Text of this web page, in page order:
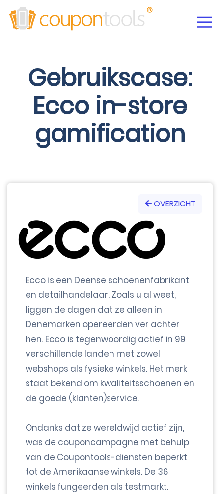
Gebruikscase:
Ecco in-store
gamification
OVERZICHT
Ecco is een Deense schoenenfabrikant
en detailhandelaar. Zoals u al weet,
liggen de dagen dat ze alleen in
Denemarken opereerden ver achter
hen. Ecco is tegenwoordig actief in 99
verschillende landen met zowel
webshops als fysieke winkels. Het merk
staat bekend om kwaliteitsschoenen en
de goede (klanten)service.
Ondanks dat ze wereldwijd actief zijn,
was de couponcampagne met behulp
van de Coupontools-diensten beperkt
tot de Amerikaanse winkels. De 36
winkels fungeerden als testmarkt.